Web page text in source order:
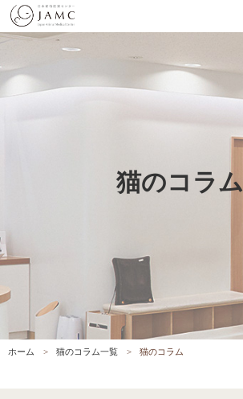
猫のコラム
猫のコラム
ホーム 猫のコラム一覧 猫のコラム